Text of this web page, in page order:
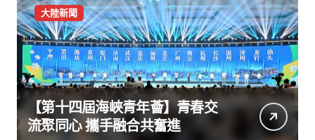
大陸新聞
【第十四屆海峽青年薈】青春交
流聚同心 攜手融合共奮進